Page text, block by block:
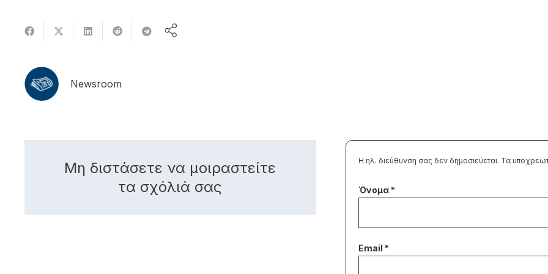
Newsroom
Μη διστάσετε να μοιραστείτε
τα σχόλιά σας
Η ηλ. διεύθυνση σας δεν δημοσιεύεται. Τα